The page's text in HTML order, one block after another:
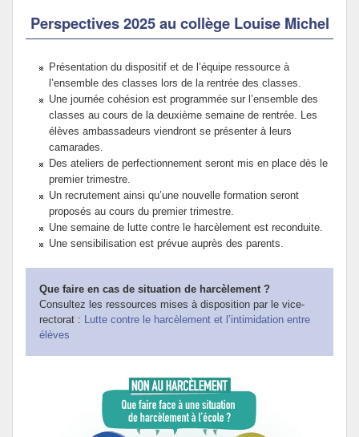
Perspectives 2025 au collège Louise Michel
Présentation du dispositif et de l’équipe ressource à
l’ensemble des classes lors de la rentrée des classes.
Une journée cohésion est programmée sur l’ensemble des
classes au cours de la deuxième semaine de rentrée. Les
élèves ambassadeurs viendront se présenter à leurs
camarades.
Des ateliers de perfectionnement seront mis en place dès le
premier trimestre.
Un recrutement ainsi qu’une nouvelle formation seront
proposés au cours du premier trimestre.
Une semaine de lutte contre le harcèlement est reconduite.
Une sensibilisation est prévue auprès des parents.
Que faire en cas de situation de harcèlement ?
Consultez les ressources mises à disposition par le vice-
rectorat :
Lutte contre le harcèlement et l’intimidation entre
élèves